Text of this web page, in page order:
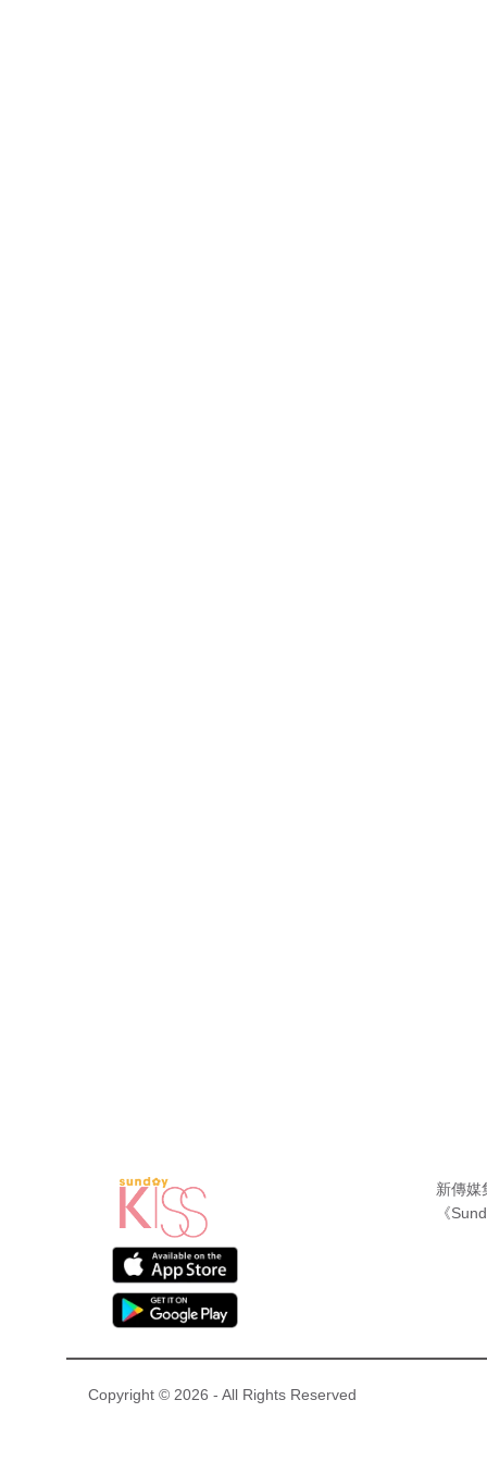
新傳媒
《
Copyright © 2026 - All Rights Reserved